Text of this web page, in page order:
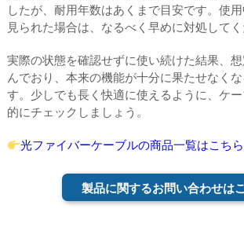
したが、耐用年数はあくまで目安です。使
見られた場合は、なるべく早めに対処してく
実際の状態を確認せずに使い続けた結果、
んでおり、本来の機能が十分に果たせなく
す。少しでも長く快適に使えるように、ケ
的にチェックしましょう。
光ファイバーケーブルの商品一覧はこちら
製品に関するお問い合わせは